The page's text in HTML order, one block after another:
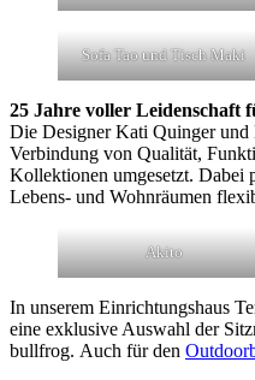
Sofa Tao und Tisch Maki
25 Jahre voller Leidenschaft
Die Designer Kati Quinger
Verbindung von Qualität,
Kollektionen umgesetzt. Dabei
Lebens- und Wohnräumen
Akito
In unserem Einrichtungshaus
eine exklusive Auswahl der
bullfrog. Auch für den